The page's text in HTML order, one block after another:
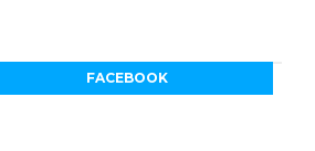
FACEBOOK